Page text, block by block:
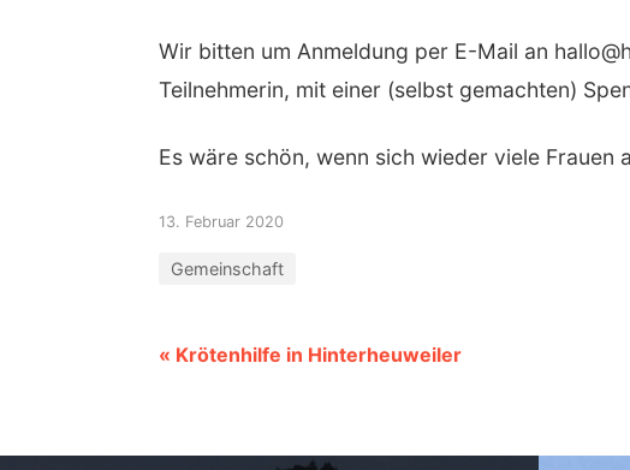
Wir bitten um Anmeldung per E-Mail an
Teilnehmerin, mit einer (selbst gemachten)
Es wäre schön, wenn sich wieder viele Frauen
13. Februar 2020
Gemeinschaft
« Krötenhilfe in Hinterheuweiler